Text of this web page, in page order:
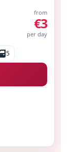
from
€3
per day
5